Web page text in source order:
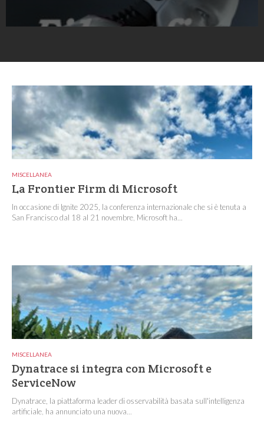
MISCELLANEA
La Frontier Firm di Microsoft
In occasione di Ignite 2025, la conferenza internazionale che si è tenuta a
San Francisco dal 18 al 21 novembre, Microsoft ha...
MISCELLANEA
Dynatrace si integra con Microsoft e
ServiceNow
Dynatrace, la piattaforma leader di osservabilità basata sull'intelligenza
artificiale, ha annunciato una nuova...